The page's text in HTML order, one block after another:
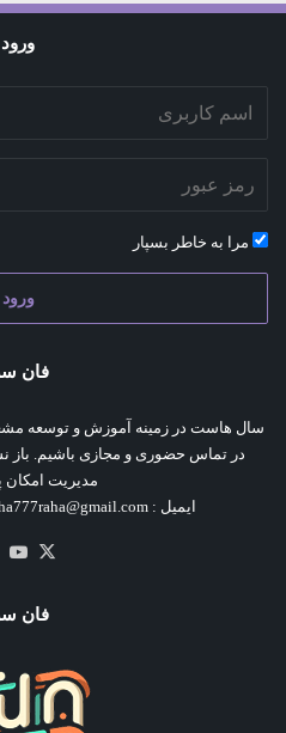
ورود
مرا به خاطر بسپار
ورود
فان
سال هاست در زمینه آموزش و توسعه
در تماس حضوری و مجازی باشیم. باز
مدیریت
ایمیل : raha777raha@gmail.com تماس : 09002047070
X
فان